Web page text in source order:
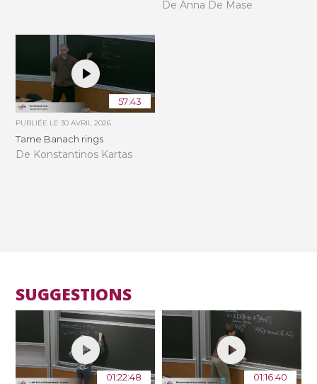
De Anna De Mase
57:43
PUBLIÉE LE30 AVRIL 2026
Tame Banach rings
De Konstantinos Kartas
SUGGESTIONS
01:22:48 01:16:40